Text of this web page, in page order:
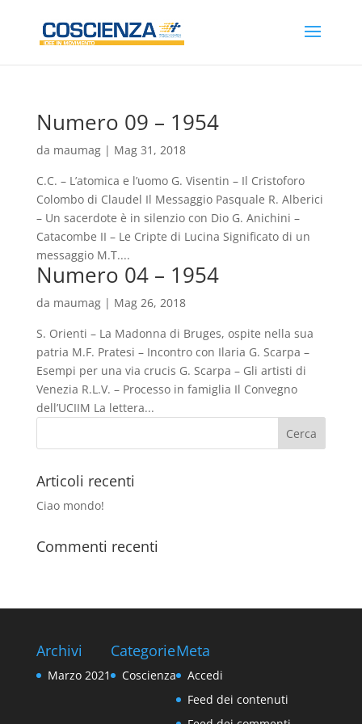
Numero 09 – 1954
da maumag| Mag 31, 2018
C.C. – L’atomica e l’uomo G. Visentin – Il Cristoforo
Colombo di Claudel Il Messaggio Pasquale R. Alberici
– Un sacerdote è in silenzio con Dio G. Anichini –
Catacombe II – Le Cripte di Lucina Significato di un
messaggio M.T....
Numero 04 – 1954
da maumag| Mag 26, 2018
S. Orienti – La Madonna di Bruges, ospite nella sua
patria M.F. Pratesi – Incontro con Ilaria G. Scarpa –
Esempi per una via crucis G. Scarpa – Gli artisti di
Venezia R.L.V. – Processo in famiglia Il Convegno
dell’UCIIM La lettera...
Articoli recenti
Ciao mondo!
Commenti recenti
Archivi
Marzo 2021
Categorie
Coscienza
Meta
Accedi
Feed dei contenuti